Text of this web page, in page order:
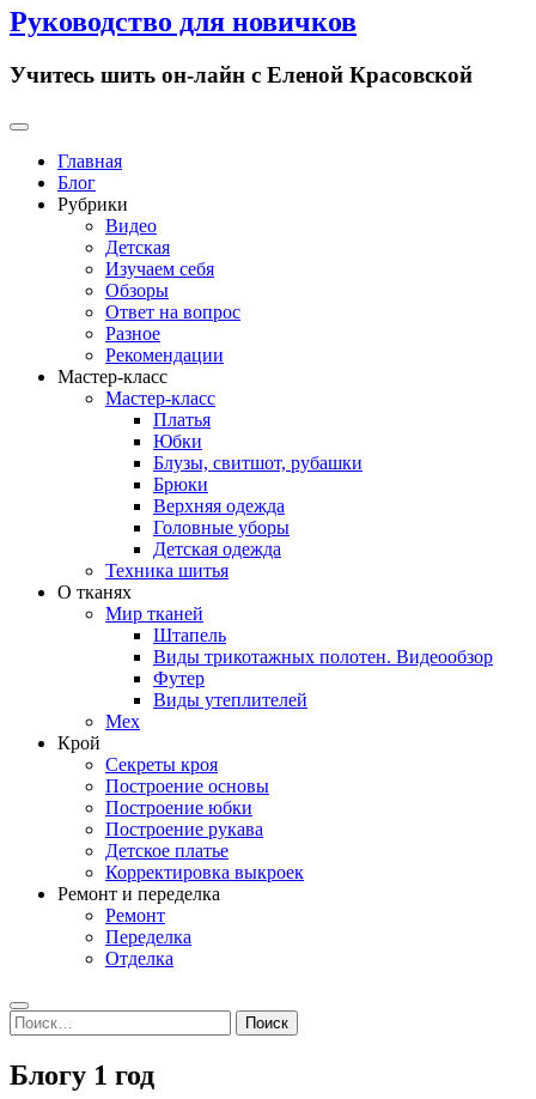
Руководство для новичков
Учитесь шить он-лайн с Еленой Красовской
Primary
Главная
Блог
Рубрики
Видео
Детская
Изучаем себя
Обзоры
Ответ на вопрос
Разное
Рекомендации
Мастер-класс
Мастер-класс
Платья
Юбки
Блузы, свитшот, рубашки
Брюки
Верхняя одежда
Головные уборы
Детская одежда
Техника шитья
О тканях
Мир тканей
Штапель
Виды трикотажных полотен. Видеообзор
Футер
Виды утеплителей
Мех
Крой
Секреты кроя
Построение основы
Построение юбки
Построение рукава
Детское платье
Корректировка выкроек
Ремонт и переделка
Ремонт
Переделка
Отделка
Search
Найти:
Блогу 1 год